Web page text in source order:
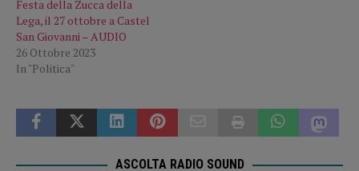
Festa della Zucca della
Lega, il 27 ottobre a Castel
San Giovanni – AUDIO
26 Ottobre 2023
In "Politica"
ASCOLTA RADIO SOUND